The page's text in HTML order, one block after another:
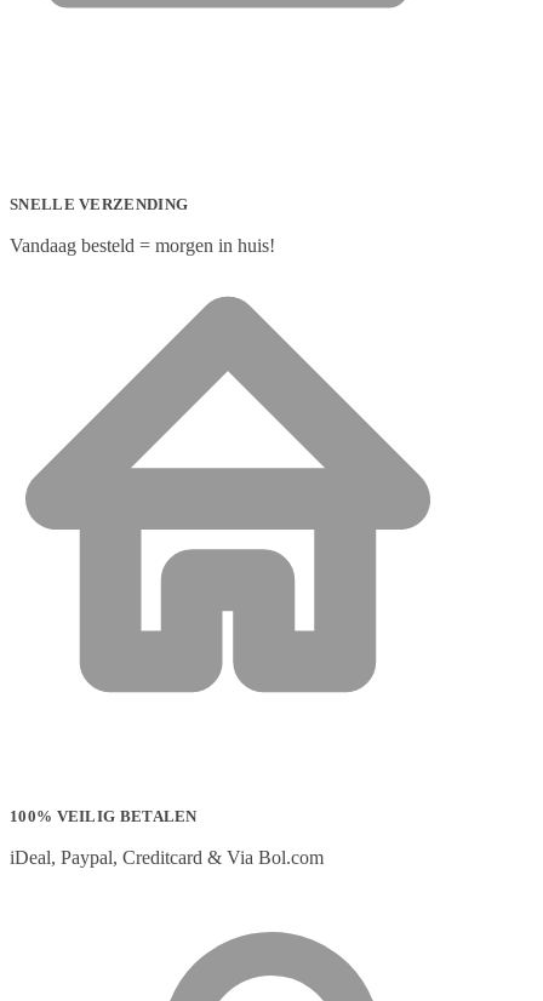
SNELLE VERZENDING
Vandaag besteld = morgen in huis!
100% VEILIG BETALEN
iDeal, Paypal, Creditcard & Via Bol.com